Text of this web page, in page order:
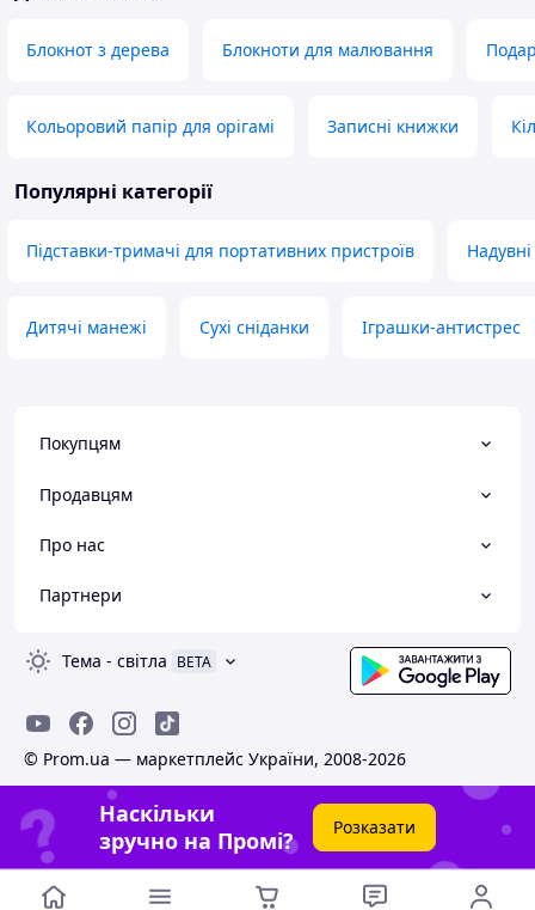
Блокнот з дерева Блокноти для малювання
Кольоровий папір для орігамі Записні книжки
Популярні категорії
Підставки-тримачі для портативних пристроїв
Дитячі манежі Сухі сніданки Іграшки-антистрес
Покупцям
Продавцям
Про нас
Партнери
Тема - світла BETA
© Prom.ua — маркетплейс України, 2008-2026
Наскільки
зручно на Промі?
Розказати